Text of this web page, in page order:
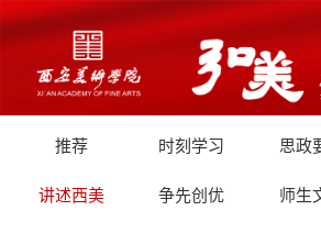
推荐 时刻学习 思政
讲述西美 争先创优 师生